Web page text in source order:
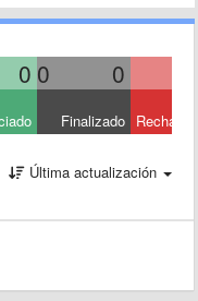
0 0 0
Finalizado
Última actualización